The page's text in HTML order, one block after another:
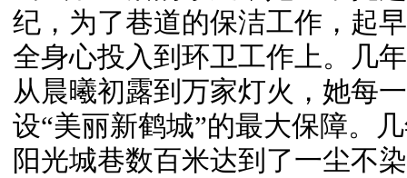
纪，为了巷道的保洁工作，起
全身心投入到环卫工作上。几
从晨曦初露到万家灯火，她每
设“美丽新鹤城”的最大保障。
阳光城巷数百米达到了一尘不